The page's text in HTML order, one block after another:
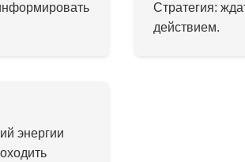
Стратегия:
действием.
энергии